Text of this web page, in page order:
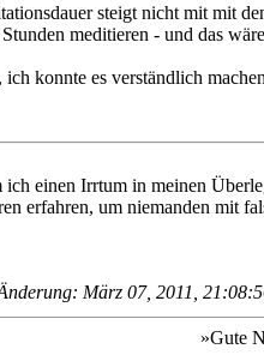
steigt nicht mit mit
Stunden meditieren - und das
konnte es verständlich
ich einen Irrtum in meinen
erfahren, um niemanden mit
März 07, 2011,
»Gute